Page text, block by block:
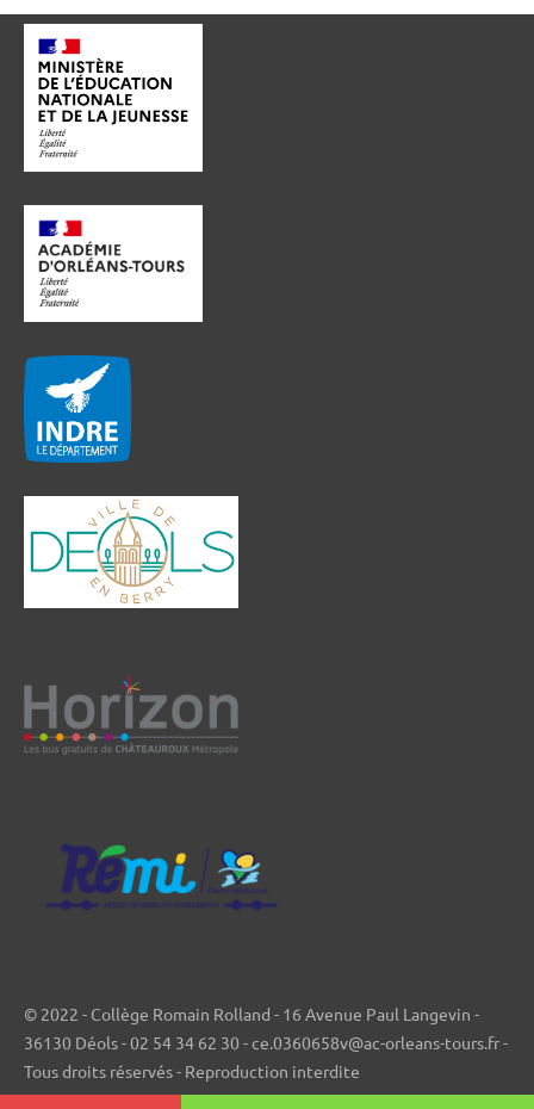
© 2022 - Collège Romain Rolland - 16 Avenue Paul Langevin -
36130 Déols - 02 54 34 62 30 - ce.0360658v@ac-orleans-tours.fr -
Tous droits réservés - Reproduction interdite